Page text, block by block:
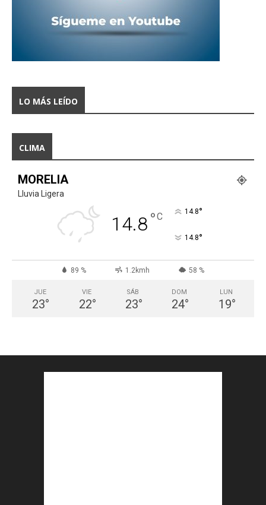
LO MÁS LEÍDO
CLIMA
MORELIA
Lluvia Ligera
14.8°C 14.8°
14.8°
89 % 1.2kmh 58 %
JUE
23°
VIE
22°
SÁB
23°
DOM
24°
LUN
19°